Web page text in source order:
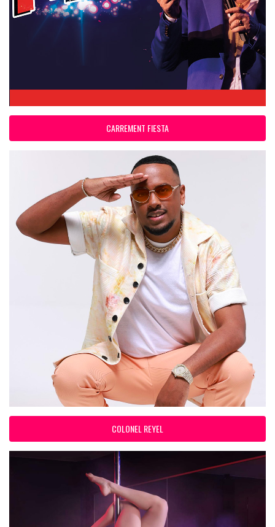
CARREMENT FIESTA
COLONEL REYEL